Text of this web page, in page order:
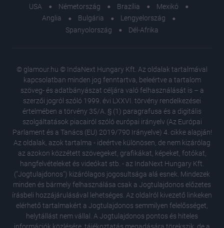
USA Németország Brazília
Mexikó
Anglia
Bulgária
Lengyelország
Spanyolország
Dél-Afrika
© glamour.hu © IndaNext Hungary Kft. Az oldalak tartalmával
kapcsolatban minden jog fenntartva, beleértve a tartalom
szöveg- és adatbányászat céljára való felhasználását is – a
szerzői jogról szóló 1999. évi LXXVI. törvény rendelkezései
értelmében a törvény 35/A. § (1) paragrafusa és a digitális
szolgáltatások piacairól szóló európai irányelv (Az Európai
Parlament és a Tanács (EU) 2019/790 Irányelve) 4. cikke alapján!
Az oldalak, azok tartalma - ideértve különösen, de nem kizárólag
az azokon közzétett szövegeket, grafikákat, képeket, fotókat,
hangfelvételeket és videókat stb. - az IndaNext Hungary Kft.
("Jogtulajdonos") kizárólagos jogosultsága alá esnek. Mindezek
minden és bármely felhasználása csak a Jogtulajdonos előzetes
írásbeli hozzájárulásával lehetséges. Az oldalról kivezető linkeken
elérhető tartalmakért a Jogtulajdonos semmilyen felelősséget,
helytállást nem vállal. A Jogtulajdonos pontos és hiteles